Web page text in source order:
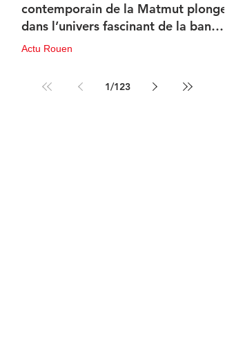
contemporain de la Matmut plonge
dans l’univers fascinant de la bande
dessinée de science-fiction
Actu Rouen
1/123